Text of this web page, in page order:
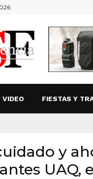
VIDEO FIESTAS Y
y
UAQ,